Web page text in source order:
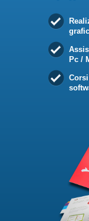
Pc /